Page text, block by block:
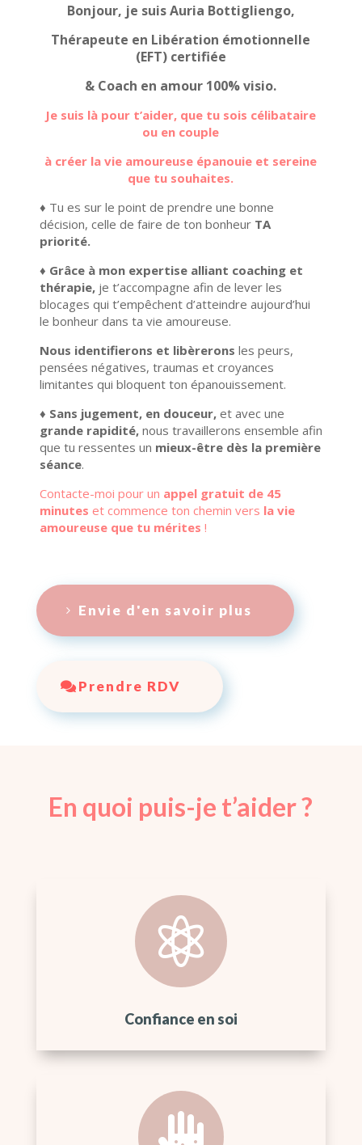
Bonjour, je suis Auria Bottigliengo,
Thérapeute en Libération émotionnelle
(EFT) certifiée
& Coach en amour 100% visio.
Je suis là pour t’aider, que tu sois célibataire
ou en couple
à créer la vie amoureuse épanouie et sereine
que tu souhaites.
♦ Tu es sur le point de prendre une bonne
décision, celle de faire de ton bonheur TA
priorité.
♦ Grâce à mon expertise alliant coaching et
thérapie, je t’accompagne afin de lever les
blocages qui t’empêchent d’atteindre aujourd’hui
le bonheur dans ta vie amoureuse.
Nous identifierons et libèrerons les peurs,
pensées négatives, traumas et croyances
limitantes qui bloquent ton épanouissement.
♦ Sans jugement, en douceur,et avec une
grande rapidité,nous travaillerons ensemble afin
que tu ressentes un mieux-êtredès la première
séance.
Contacte-moi pour un appel gratuit de 45
minutes et commence ton chemin vers la vie
amoureuse que tu mérites !
Envie d'en savoir plus
Prendre RDV
En quoi puis-je t’aider ?

Confiance en soi